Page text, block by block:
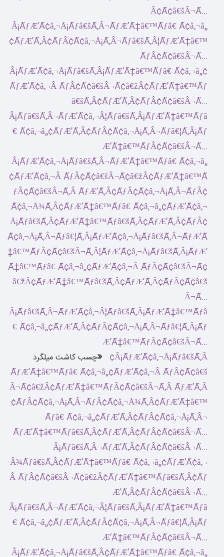
چسب کاشت میلگرد